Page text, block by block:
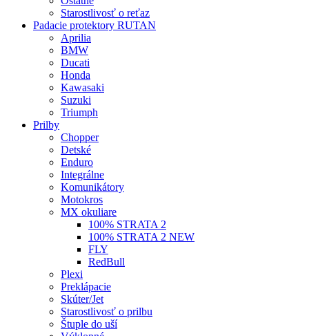
Starostlivosť o reťaz
Padacie protektory RUTAN
Aprilia
BMW
Ducati
Honda
Kawasaki
Suzuki
Triumph
Prilby
Chopper
Detské
Enduro
Integrálne
Komunikátory
Motokros
MX okuliare
100% STRATA 2
100% STRATA 2 NEW
FLY
RedBull
Plexi
Preklápacie
Skúter/Jet
Starostlivosť o prilbu
Štuple do uší